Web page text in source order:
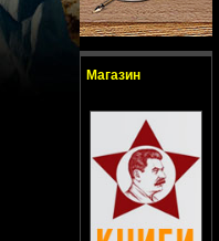
Магазин